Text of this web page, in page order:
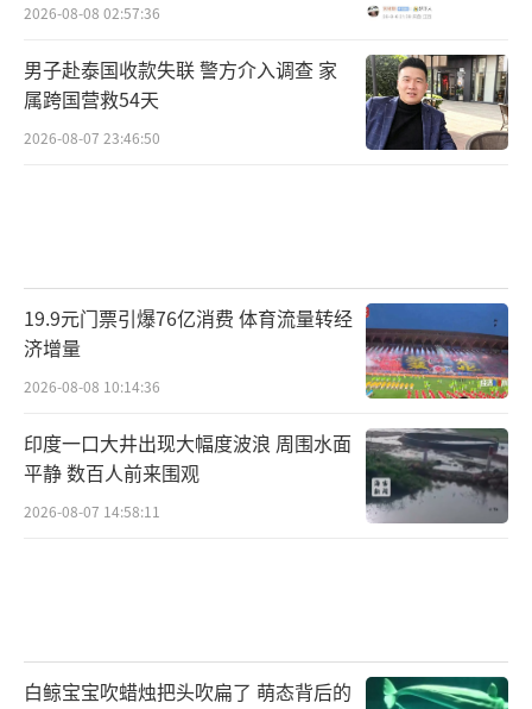
2026-08-08 02:57:36
男子赴泰国收款失联 警方介入调查 家
属跨国营救54天
2026-08-07 23:46:50
19.9元门票引爆76亿消费 体育流量转经
济增量
2026-08-08 10:14:36
印度一口大井出现大幅度波浪 周围水面
平静 数百人前来围观
2026-08-07 14:58:11
白鲸宝宝吹蜡烛把头吹扁了 萌态背后的